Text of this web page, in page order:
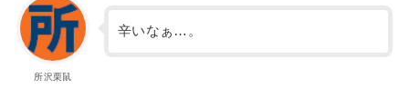
所沢栗鼠
辛いなぁ…。